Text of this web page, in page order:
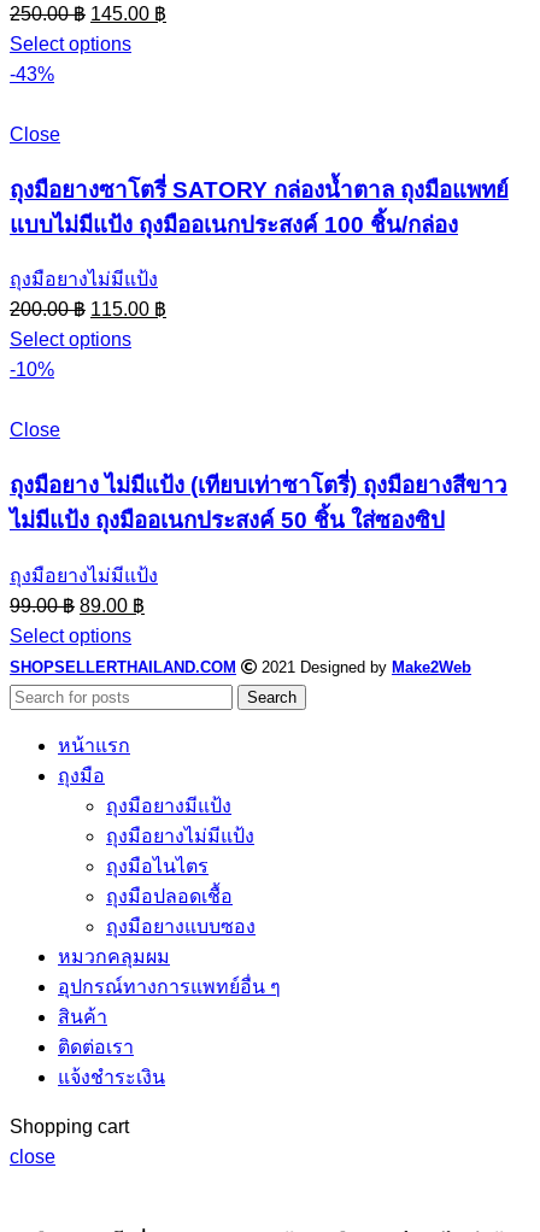
250.00฿ Original
price
145.00 ฿
Select options
-43%
Close
ถุงมือยางซาโตรี่ SATORY กล่องน้ำตาล ถุงมือแพทย์
แบบไม่มีแป้ง ถุงมืออเนกประสงค์ 100 ชิ้น/กล่อง
ถุงมือยางไม่มีแป้ง
200.00฿ Original
price
115.00 ฿
Select options
-10%
Close
ถุงมือยาง ไม่มีแป้ง (เทียบเท่าซาโตรี่) ถุงมือยางสีขาว
ไม่มีแป้ง ถุงมืออเนกประสงค์ 50 ชิ้น ใส่ซองซิป
ถุงมือยางไม่มีแป้ง
99.00฿ Original
price
was:
99.00 ฿.
89.00 ฿
is:
Select options
SHOPSELLERTHAILAND.COM 2021 Designed by Make2Web
Search
หน้าแรก
ถุงมือ
ถุงมือยางมีแป้ง
ถุงมือยางไม่มีแป้ง
ถุงมือไนไตร
ถุงมือปลอดเชื้อ
ถุงมือยางแบบซอง
หมวกคลุมผม
อุปกรณ์ทางการแพทย์อื่น ๆ
สินค้า
ติดต่อเรา
แจ้งชำระเงิน
Shopping cart
close